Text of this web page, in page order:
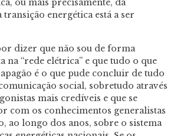
ou mais precisamente, da
transição energética está a ser
dizer que não sou de forma
na “rede elétrica” e que tudo o que
é o que pude concluir de tudo
social, sobretudo através
mais credíveis e que se
com os conhecimentos generalistas
ao longo dos anos, sobre o sistema